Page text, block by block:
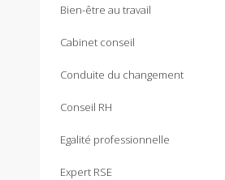
Bien-être au travail
Cabinet conseil
Conduite du changement
Conseil RH
Egalité professionnelle
Expert RSE